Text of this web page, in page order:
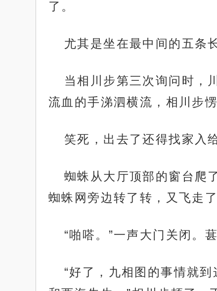
了。
尤其是坐在最中间的五条
当相川步第三次询问时，
流血的手涕泗横流，相川步
笑死，出去了还得找家入
蜘蛛从大厅顶部的窗台爬
蜘蛛网旁边转了转，又飞走
“啪嗒。”一声大门关闭。
“好了，九相图的事情就